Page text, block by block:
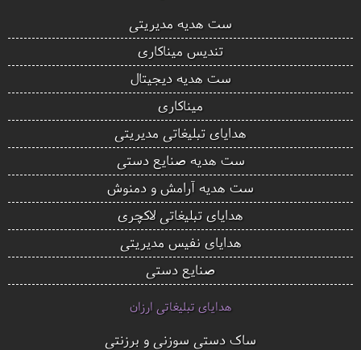
ست هدیه مدیریتی
تندیس میناکاری
ست هدیه دیجیتال
میناکاری
هدایای تبلیغاتی مدیریتی
ست هدیه صنایع دستی
ست هدیه آرامش و دمنوش
هدایای تبلیغاتی لاکچری
هدایای نفیس مدیریتی
صنایع دستی
هدایای تبلیغاتی ارزان
ساک دستی سوزنی و برزنتی